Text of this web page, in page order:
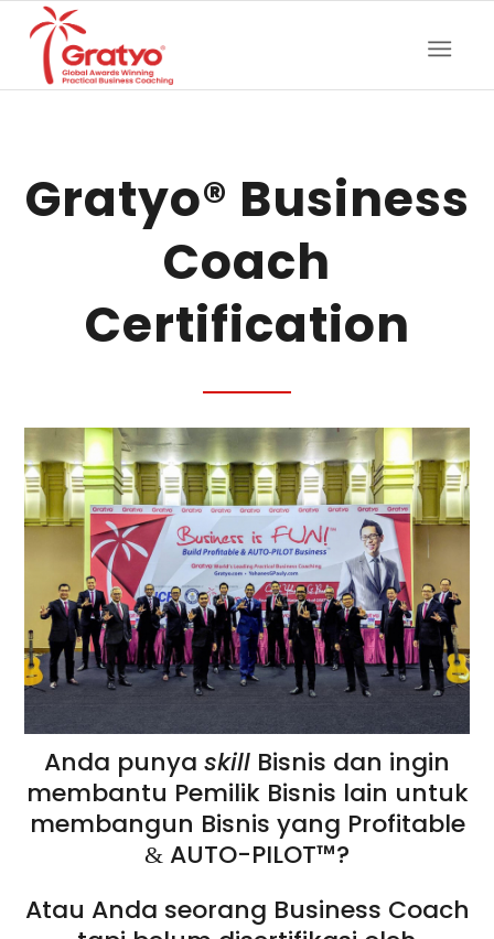
Gratyo® Business
Coach
Certification
Anda punya skill Bisnis dan ingin
membantu Pemilik Bisnis lain untuk
membangun Bisnis yang Profitable
& AUTO-PILOT™?
Atau Anda seorang Business Coach